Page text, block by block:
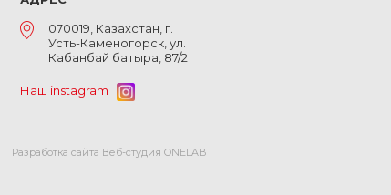
070019, Казахстан, г.
Усть-Каменогорск, ул.
Кабанбай батыра, 87/2
Наш instagram
Разработка сайта Веб-студия ONELAB